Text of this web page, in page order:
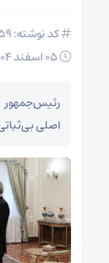
کد نوشته: 159259
اصلی